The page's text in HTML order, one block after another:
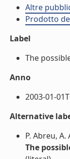
Altre
Prodotto
Label
The
Anno
2003-01-
Alternative
P. Abreu,
The